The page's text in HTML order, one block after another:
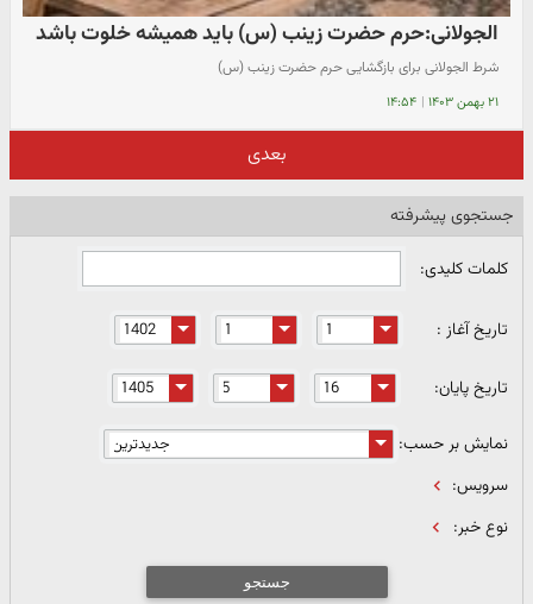
الجولانی:حرم حضرت زینب (س) باید همیشه خلوت باشد
شرط الجولانی برای بازگشایی حرم حضرت زینب (س)
۲۱ بهمن ۱۴۰۳ | ۱۴:۵۴
بعدی
جستجوی پیشرفته
کلمات کلیدی:
تاریخ آغاز :
تاریخ پایان:
نمایش بر حسب:
سرویس:
نوع خبر:
جستجو